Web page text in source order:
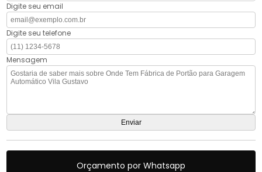
Digite seu email
Digite seu telefone
Mensagem
Orçamento por Whatsapp